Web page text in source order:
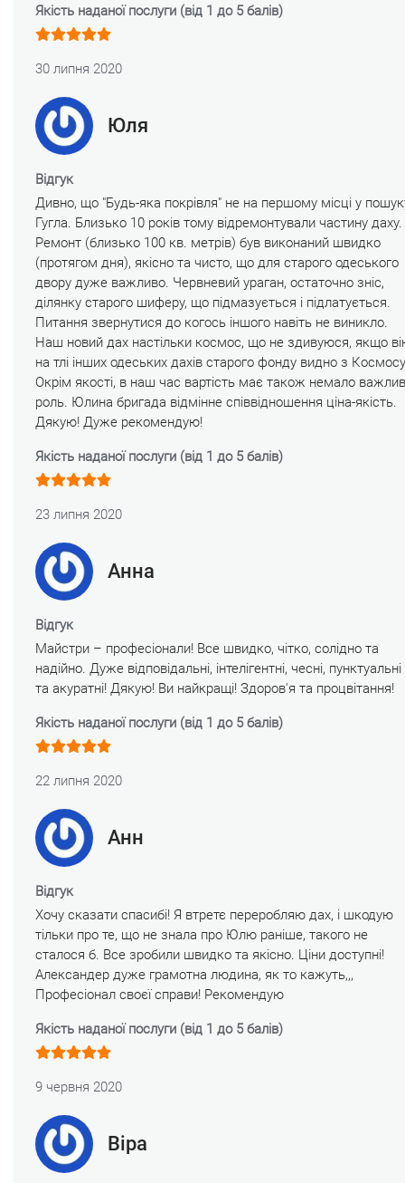
Якість наданої послуги (від 1 до 5 балів)
30 липня 2020
Юля
Відгук
Дивно, що "Будь-яка покрівля" не на першому місці у
Гугла. Близько 10 років тому відремонтували частину даху.
Ремонт (близько 100 кв. метрів) був виконаний швидко
(протягом дня), якісно та чисто, що для старого одеського
двору дуже важливо. Червневий ураган, остаточно зніс,
ділянку старого шиферу, що підмазується і підлатується.
Питання звернутися до когось іншого навіть не виникло.
Наш новий дах настільки космос, що не здивуюся, якщо
на тлі інших одеських дахів старого фонду видно з
Окрім якості, в наш час вартість має також немало
роль. Юлина бригада відмінне співвідношення ціна-якість.
Дякую! Дуже рекомендую!
Якість наданої послуги (від 1 до 5 балів)
23 липня 2020
Анна
Відгук
Майстри – професіонали! Все швидко, чітко, солідно та
надійно. Дуже відповідальні, інтелігентні, чесні, пунктуальні
та акуратні! Дякую! Ви найкращі! Здоров'я та процвітання!
Якість наданої послуги (від 1 до 5 балів)
22 липня 2020
Анн
Відгук
Хочу сказати спасибі! Я втретє переробляю дах, і шкодую
тільки про те, що не знала про Юлю раніше, такого не
сталося б. Все зробили швидко та якісно. Ціни доступні!
Александер дуже грамотна людина, як то кажуть,,,
Професіонал своєї справи! Рекомендую
Якість наданої послуги (від 1 до 5 балів)
9 червня 2020
Віра